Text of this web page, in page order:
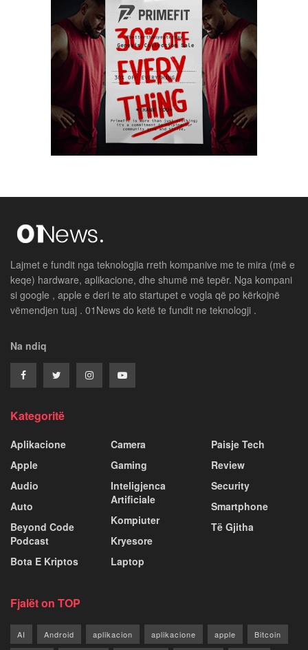
Lajmet e fundit nga teknologjia rreth kompanive me te mira (më e
keqe) hardware, aplikacione, dhe shumë më tepër. Nga kompani
si google , apple e deri te ato startupet e vogla që po kërkojnë
vëmendjen tuaj . 01News do ketë te fundit ne teknologji .
Na ndiq
Kategoritë
Aplikacione
Apple
Audio
Auto
Beyond Code
Podcast
Bota E Kriptos
Camera
Gaming
Inteligjenca
Artificiale
Kompiuter
Kryesore
Laptop
Paisje Tech
Review
Security
Smartphone
Të Gjitha
Fjalët on TOP
AI Android aplikacion aplikacione apple Bitcoin